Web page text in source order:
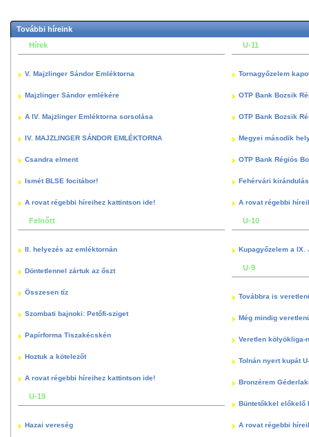
További híreink
Hírek
V. Majzlinger Sándor Emléktorna
Majzlinger Sándor emlékére
A IV. Majzlinger Emléktorna sorsolása
IV. MAJZLINGER SÁNDOR EMLÉKTORNA
Csandra elment
Ismét BLSE focitábor!
A rovat régebbi híreihez kattintson ide!
Felnőtt
II. helyezés az emléktornán
Döntetlennel zártuk az őszt
Összesen tíz
Szombati bajnoki: Petőfi-sziget
Papírforma Tiszakécskén
Hoztuk a kötelezőt
A rovat régebbi híreihez kattintson ide!
U-19
Hazai vereség
U-11
Tornagyőzelem
OTP Bank Bozsik
OTP Bank Bozsik
Megyei második
OTP Bank Régiós
Fehérvári kirándulás
A rovat régebbi
U-10
Kupagyőzelem a
U-9
Továbbra is
Még mindig
Veretlen kölyökliga-
Tolnán nyert kupát
Bronzérem
Büntetőkkel előkelő
A rovat régebbi